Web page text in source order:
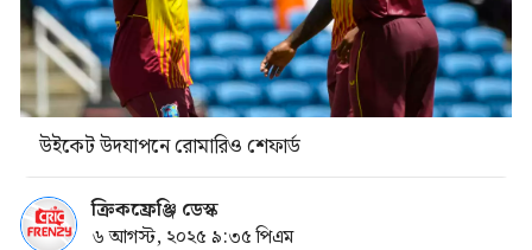
উইকেট উদযাপনে রোমারিও শেফার্ড
ক্রিকফ্রেঞ্জি ডেস্ক
৬ আগস্ট, ২০২৫ ৯:৩৫ পিএম